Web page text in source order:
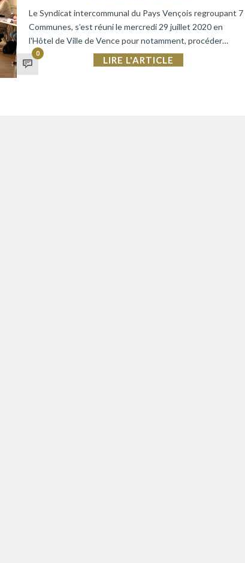
Le Syndicat intercommunal du Pays Vençois regroupant 7
Communes, s’est réuni le mercredi 29 juillet 2020 en
l'Hôtel de Ville de Vence pour notamment, procéder…
0
LIRE L'ARTICLE